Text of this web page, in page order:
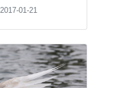
2017-01-21